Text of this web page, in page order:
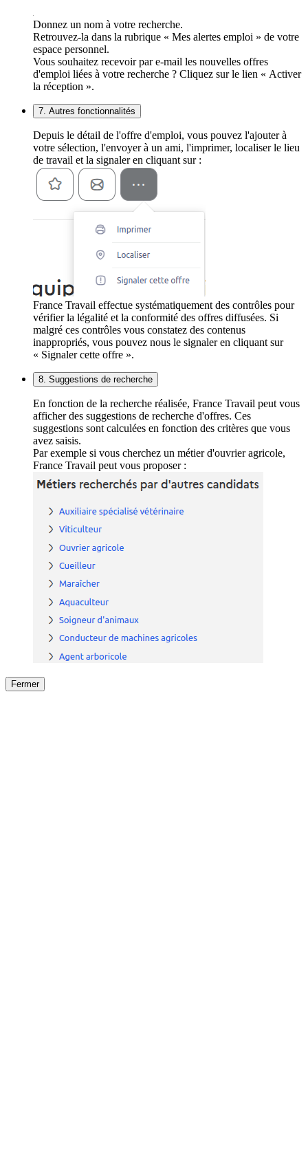
Donnez un nom à votre recherche.
Retrouvez-la dans la rubrique « Mes alertes emploi » de votre
espace personnel.
Vous souhaitez recevoir par e-mail les nouvelles offres
d'emploi liées à votre recherche ? Cliquez sur le lien « Activer
la réception ».
7. Autres fonctionnalités
Depuis le détail de l'offre d'emploi, vous pouvez l'ajouter à
votre sélection, l'envoyer à un ami, l'imprimer, localiser le lieu
de travail et la signaler en cliquant sur :
France Travail effectue systématiquement des contrôles pour
vérifier la légalité et la conformité des offres diffusées. Si
malgré ces contrôles vous constatez des contenus
inappropriés, vous pouvez nous le signaler en cliquant sur
« Signaler cette offre ».
8. Suggestions de recherche
En fonction de la recherche réalisée, France Travail peut vous
afficher des suggestions de recherche d'offres. Ces
suggestions sont calculées en fonction des critères que vous
avez saisis.
Par exemple si vous cherchez un métier d'ouvrier agricole,
France Travail peut vous proposer :
Fermer